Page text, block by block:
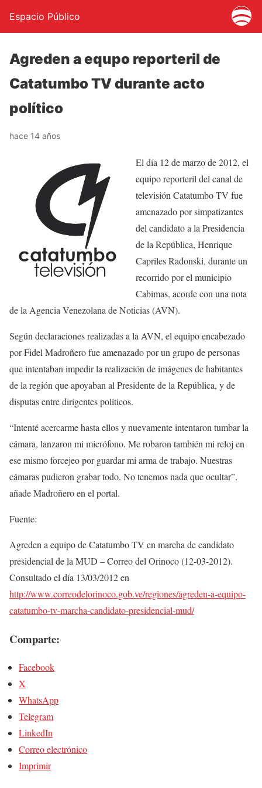
Espacio Público
Agreden a equpo reporteril de
Catatumbo TV durante acto
político
hace 14 años
El día 12 de marzo de 2012, el
equipo reporteril del canal de
televisión Catatumbo TV fue
amenazado por simpatizantes
del candidato a la Presidencia
de la República, Henrique
Capriles Radonski, durante un
recorrido por el municipio
Cabimas, acorde con una nota
de la Agencia Venezolana de Noticias (AVN).
Según declaraciones realizadas a la AVN, el equipo encabezado
por Fidel Madroñero fue amenazado por un grupo de personas
que intentaban impedir la realización de imágenes de habitantes
de la región que apoyaban al Presidente de la República, y de
disputas entre dirigentes políticos.
“Intenté acercarme hasta ellos y nuevamente intentaron tumbar la
cámara, lanzaron mi micrófono. Me robaron también mi reloj en
ese mismo forcejeo por guardar mi arma de trabajo. Nuestras
cámaras pudieron grabar todo. No tenemos nada que ocultar”,
añade Madroñero en el portal.
Fuente:
Agreden a equipo de Catatumbo TV en marcha de candidato
presidencial de la MUD – Correo del Orinoco (12-03-2012).
Consultado el día 13/03/2012 en
http://www.correodelorinoco.gob.ve/regiones/agreden-a-equipo-
catatumbo-tv-marcha-candidato-presidencial-mud/
Comparte:
Facebook
X
WhatsApp
Telegram
LinkedIn
Correo electrónico
Imprimir